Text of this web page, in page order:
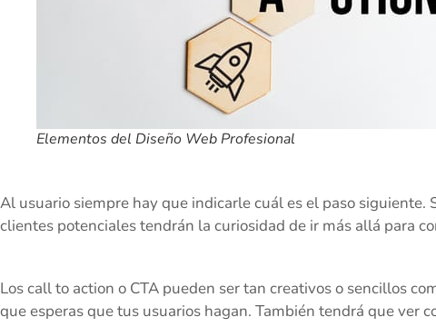
Elementos del Diseño Web Profesional
Al usuario siempre hay que indicarle cuál es el paso siguiente.
clientes potenciales tendrán la curiosidad de ir más allá para
Los call to action o CTA pueden ser tan creativos o sencillos
que esperas que tus usuarios hagan. También tendrá que ver